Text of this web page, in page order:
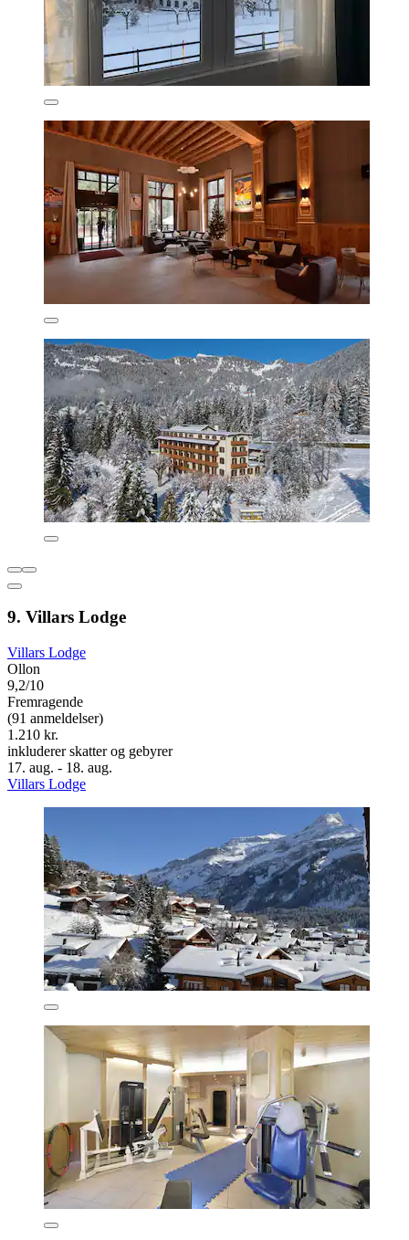
9. Villars Lodge
Villars Lodge
Ollon
9,2/10
Fremragende
(91 anmeldelser)
1.210 kr.
inkluderer skatter og gebyrer
17. aug. - 18. aug.
Villars Lodge